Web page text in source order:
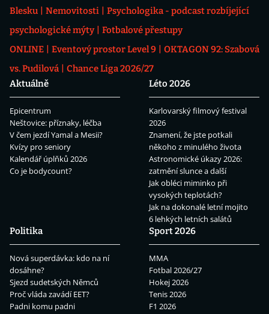
Blesku
Nemovitosti
Psychologika - podcast rozbíjející
psychologické mýty
Fotbalové přestupy
ONLINE
Eventový prostor Level 9
OKTAGON 92: Szabová
vs. Pudilová
Chance Liga 2026/27
Aktuálně
Epicentrum
Neštovice: příznaky, léčba
V čem jezdí Yamal a Mesii?
Kvízy pro seniory
Kalendář úplňků 2026
Co je bodycount?
Léto 2026
Karlovarský filmový festival
2026
Znamení, že jste potkali
někoho z minulého života
Astronomické úkazy 2026:
zatmění slunce a další
Jak obléci miminko při
vysokých teplotách?
Jak na dokonalé letní mojito
6 lehkých letních salátů
Politika
Nová superdávka: kdo na ní
dosáhne?
Sjezd sudetských Němců
Proč vláda zavádí EET?
Padni komu padni
Sport 2026
MMA
Fotbal 2026/27
Hokej 2026
Tenis 2026
F1 2026